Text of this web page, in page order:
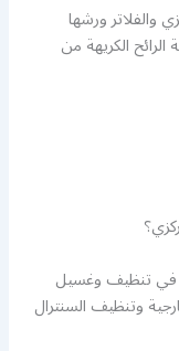
ورشها
الكريهة من
تنظيف وغسيل
وتنظيف السنترال